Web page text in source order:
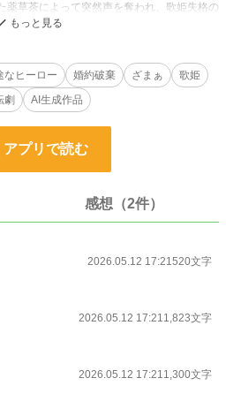
薬草茶によって突然声を奪われ、歌姫失格の
二王子にも見捨てられ、家族からも信じても
の友人である辺境伯子息セルジュだった。
られたレオニーは、失った声と心を少しず
姫が奉納した王都では雨が降らず、聖堂の泉
声を求められたレオニーは、過去の痛みと
愛に包まれ、真実と幸せを取り戻す。
なヒーロー 婚約破棄 ざまぁ
歌姫
劇 AI生成作品
アプリで読む
感想（2件）
2026.05.12 17:21520文字
2026.05.12 17:211,823文字
2026.05.12 17:211,300文字